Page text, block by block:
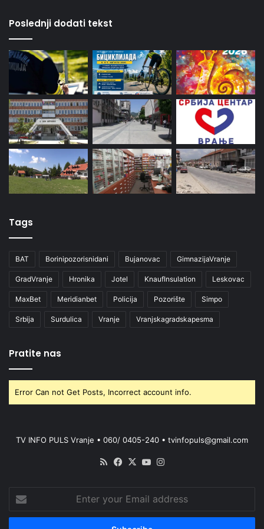
Poslednji dodati tekst
Tags
BAT Borinipozorisnidani Bujanovac GimnazijaVranje
GradVranje Hronika Jotel KnaufInsulation Leskovac
MaxBet Meridianbet Policija Pozorište Simpo
Srbija Surdulica Vranje Vranjskagradskapesma
Pratite nas
Error Can not Get Posts, Incorrect account info.
TV INFO PULS Vranje • 060/ 0405-240 • tvinfopuls@gmail.com
RSS Facebook
X YouTube
your
Email